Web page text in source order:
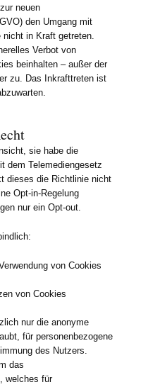
neuen
den Umgang mit
in Kraft getreten.
Verbot von
beinhalten – außer der
zu. Das Inkrafttreten ist
sie habe die
dem Telemediengesetz
dieses die Richtlinie nicht
Opt-in-Regelung
nur ein Opt-out.
von Cookies
von Cookies
nur die anonyme
für personenbezogene
des Nutzers.
das
welches für